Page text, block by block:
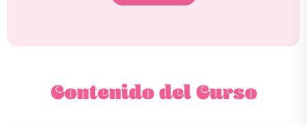
Contenido del Curso